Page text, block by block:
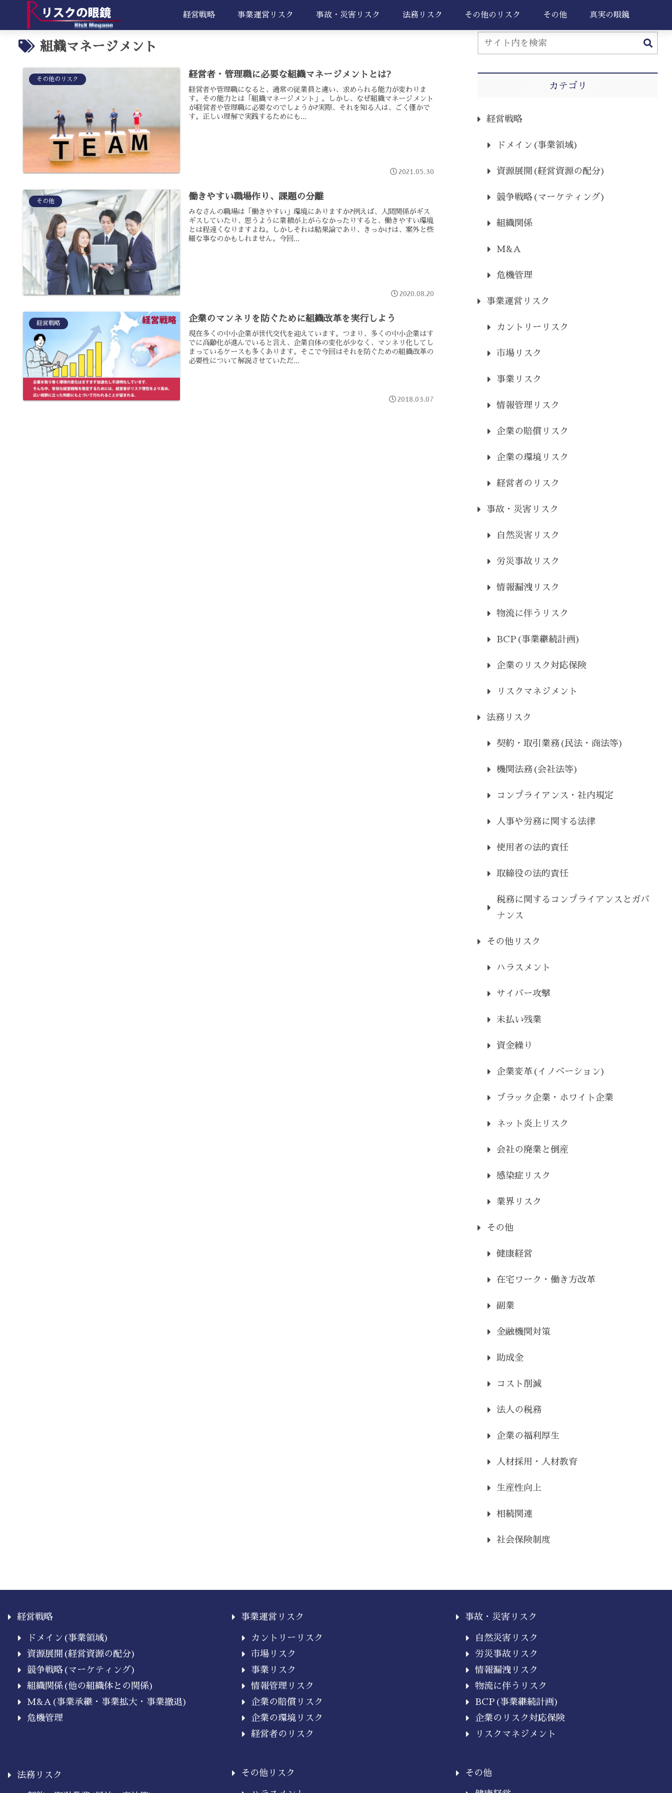
経営戦略 事業運営リスク 事故・災害リスク 法務リスク その他のリスク その他 真実の眼鏡
組織マネージメント
その他のリスク 経営者・管理職に必要な組織マネージメントとは?
経営者や管理職になると、通常の従業員と違い、求められる能力が変わりま
す。その能力とは「組織マネージメント」。しかし、なぜ組織マネージメント
が経営者や管理職に必要なのでしょうか?実際、それを知る人は、ごく僅かで
す。正しい理解で実践するためにも...
2021.05.30
その他 働きやすい職場作り、課題の分離
みなさんの職場は「働きやすい」環境にありますか?例えば、人間関係がギス
ギスしていたり、思うように業績が上がらなかったりすると、働きやすい環境
とは程遠くなりますよね。しかしそれは結果論であり、きっかけは、案外と些
細な事なのかもしれません。今回...
2020.08.20
経営戦略 企業のマンネリを防ぐために組織改革を実行しよう
現在多くの中小企業が世代交代を迎えています。つまり、多くの中小企業はす
でに高齢化が進んでいると言え、企業自体の変化が少なく、マンネリ化してし
まっているケースも多くあります。そこで今回はそれを防ぐための組織改革の
必要性について解説させていただ...
2018.03.07
カテゴリ
経営戦略
ドメイン(事業領域)
資源展開(経営資源の配分)
競争戦略(マーケティング)
組織関係
M&A
危機管理
事業運営リスク
カントリーリスク
市場リスク
事業リスク
情報管理リスク
企業の賠償リスク
企業の環境リスク
経営者のリスク
事故・災害リスク
自然災害リスク
労災事故リスク
情報漏洩リスク
物流に伴うリスク
BCP(事業継続計画)
企業のリスク対応保険
リスクマネジメント
法務リスク
契約・取引業務(民法・商法等)
機関法務(会社法等)
コンプライアンス・社内規定
人事や労務に関する法律
使用者の法的責任
取締役の法的責任
税務に関するコンプライアンスとガバ
ナンス
その他リスク
ハラスメント
サイバー攻撃
未払い残業
資金繰り
企業変革(イノベーション)
ブラック企業・ホワイト企業
ネット炎上リスク
会社の廃業と倒産
感染症リスク
業界リスク
その他
健康経営
在宅ワーク・働き方改革
副業
金融機関対策
助成金
コスト削減
法人の税務
企業の福利厚生
人材採用・人材教育
生産性向上
相続関連
社会保険制度
経営戦略
ドメイン(事業領域)
資源展開(経営資源の配分)
競争戦略(マーケティング)
組織関係(他の組織体との関係)
M&A(事業承継・事業拡大・事業撤退)
危機管理
法務リスク
事業運営リスク
カントリーリスク
市場リスク
事業リスク
情報管理リスク
企業の賠償リスク
企業の環境リスク
経営者のリスク
その他リスク
事故・災害リスク
自然災害リスク
労災事故リスク
情報漏洩リスク
物流に伴うリスク
BCP(事業継続計画)
企業のリスク対応保険
リスクマネジメント
その他